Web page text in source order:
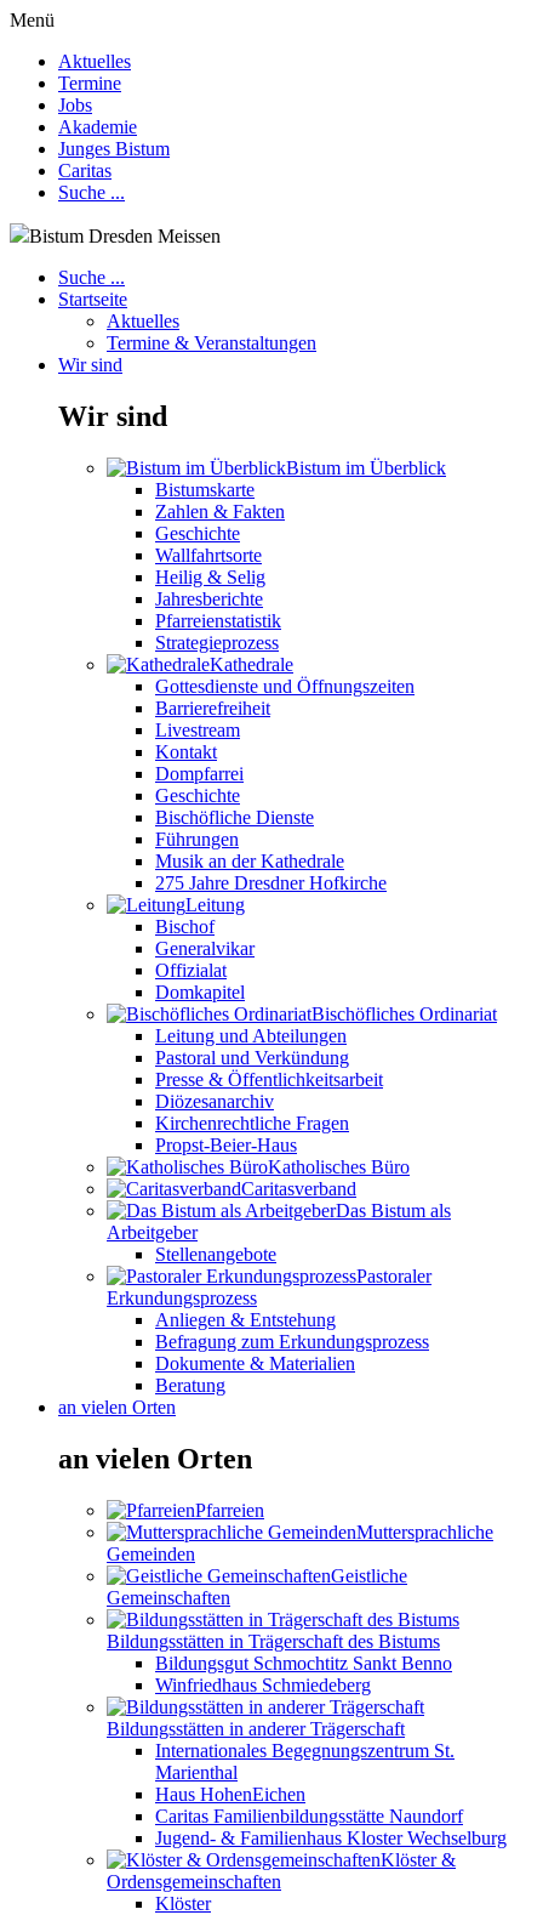
Menü
Aktuelles
Termine
Jobs
Akademie
Junges Bistum
Caritas
Suche ...
Bistum Dresden Meissen
Suche ...
Startseite
Aktuelles
Termine & Veranstaltungen
Wir sind
Wir sind
Bistum im Überblick
Bistumskarte
Zahlen & Fakten
Geschichte
Wallfahrtsorte
Heilig & Selig
Jahresberichte
Pfarreienstatistik
Strategieprozess
Kathedrale
Gottesdienste und Öffnungszeiten
Barrierefreiheit
Livestream
Kontakt
Dompfarrei
Geschichte
Bischöfliche Dienste
Führungen
Musik an der Kathedrale
275 Jahre Dresdner Hofkirche
Leitung
Bischof
Generalvikar
Offizialat
Domkapitel
Bischöfliches Ordinariat
Leitung und Abteilungen
Pastoral und Verkündung
Presse & Öffentlichkeitsarbeit
Diözesanarchiv
Kirchenrechtliche Fragen
Propst-Beier-Haus
Katholisches Büro
Caritasverband
Das Bistum als
Arbeitgeber
Stellenangebote
Pastoraler
Erkundungsprozess
Anliegen & Entstehung
Befragung zum Erkundungsprozess
Dokumente & Materialien
Beratung
an vielen Orten
an vielen Orten
Pfarreien
Muttersprachliche
Gemeinden
Geistliche
Gemeinschaften
Bildungsstätten in Trägerschaft des Bistums
Bildungsgut Schmochtitz Sankt Benno
Winfriedhaus Schmiedeberg
Bildungsstätten in anderer Trägerschaft
Internationales Begegnungszentrum St.
Marienthal
Haus HohenEichen
Caritas Familienbildungsstätte Naundorf
Jugend- & Familienhaus Kloster Wechselburg
Klöster &
Ordensgemeinschaften
Klöster